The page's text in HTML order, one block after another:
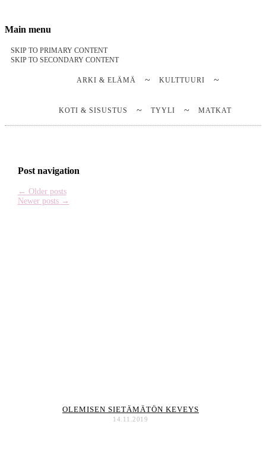
Notes on a life
Stella Harasek & Jarno Jussila
Main menu
SKIP TO PRIMARY CONTENT
SKIP TO SECONDARY CONTENT
ARKI & ELÄMÄ KULTTUURI
KOTI & SISUSTUS TYYLI MATKAT
Post navigation
← Older posts
Newer posts →
OLEMISEN SIETÄMÄTÖN KEVEYS
14.11.2019